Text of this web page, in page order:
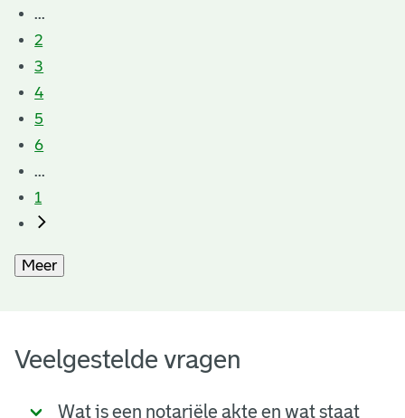
...
2
3
4
5
6
...
1
Meer
Veelgestelde vragen
Wat is een notariële akte en wat staat